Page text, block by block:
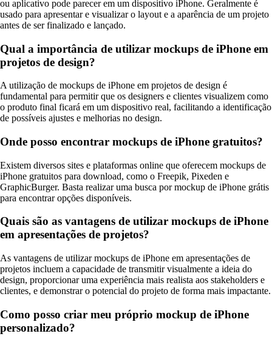
ou aplicativo pode parecer em um dispositivo iPhone. Geralmente é
usado para apresentar e visualizar o layout e a aparência de um projeto
antes de ser finalizado e lançado.
Qual a importância de utilizar mockups de iPhone em
projetos de design?
A utilização de mockups de iPhone em projetos de design é
fundamental para permitir que os designers e clientes visualizem como
o produto final ficará em um dispositivo real, facilitando a identificação
de possíveis ajustes e melhorias no design.
Onde posso encontrar mockups de iPhone gratuitos?
Existem diversos sites e plataformas online que oferecem mockups de
iPhone gratuitos para download, como o Freepik, Pixeden e
GraphicBurger. Basta realizar uma busca por mockup de iPhone grátis
para encontrar opções disponíveis.
Quais são as vantagens de utilizar mockups de iPhone
em apresentações de projetos?
As vantagens de utilizar mockups de iPhone em apresentações de
projetos incluem a capacidade de transmitir visualmente a ideia do
design, proporcionar uma experiência mais realista aos stakeholders e
clientes, e demonstrar o potencial do projeto de forma mais impactante.
Como posso criar meu próprio mockup de iPhone
personalizado?